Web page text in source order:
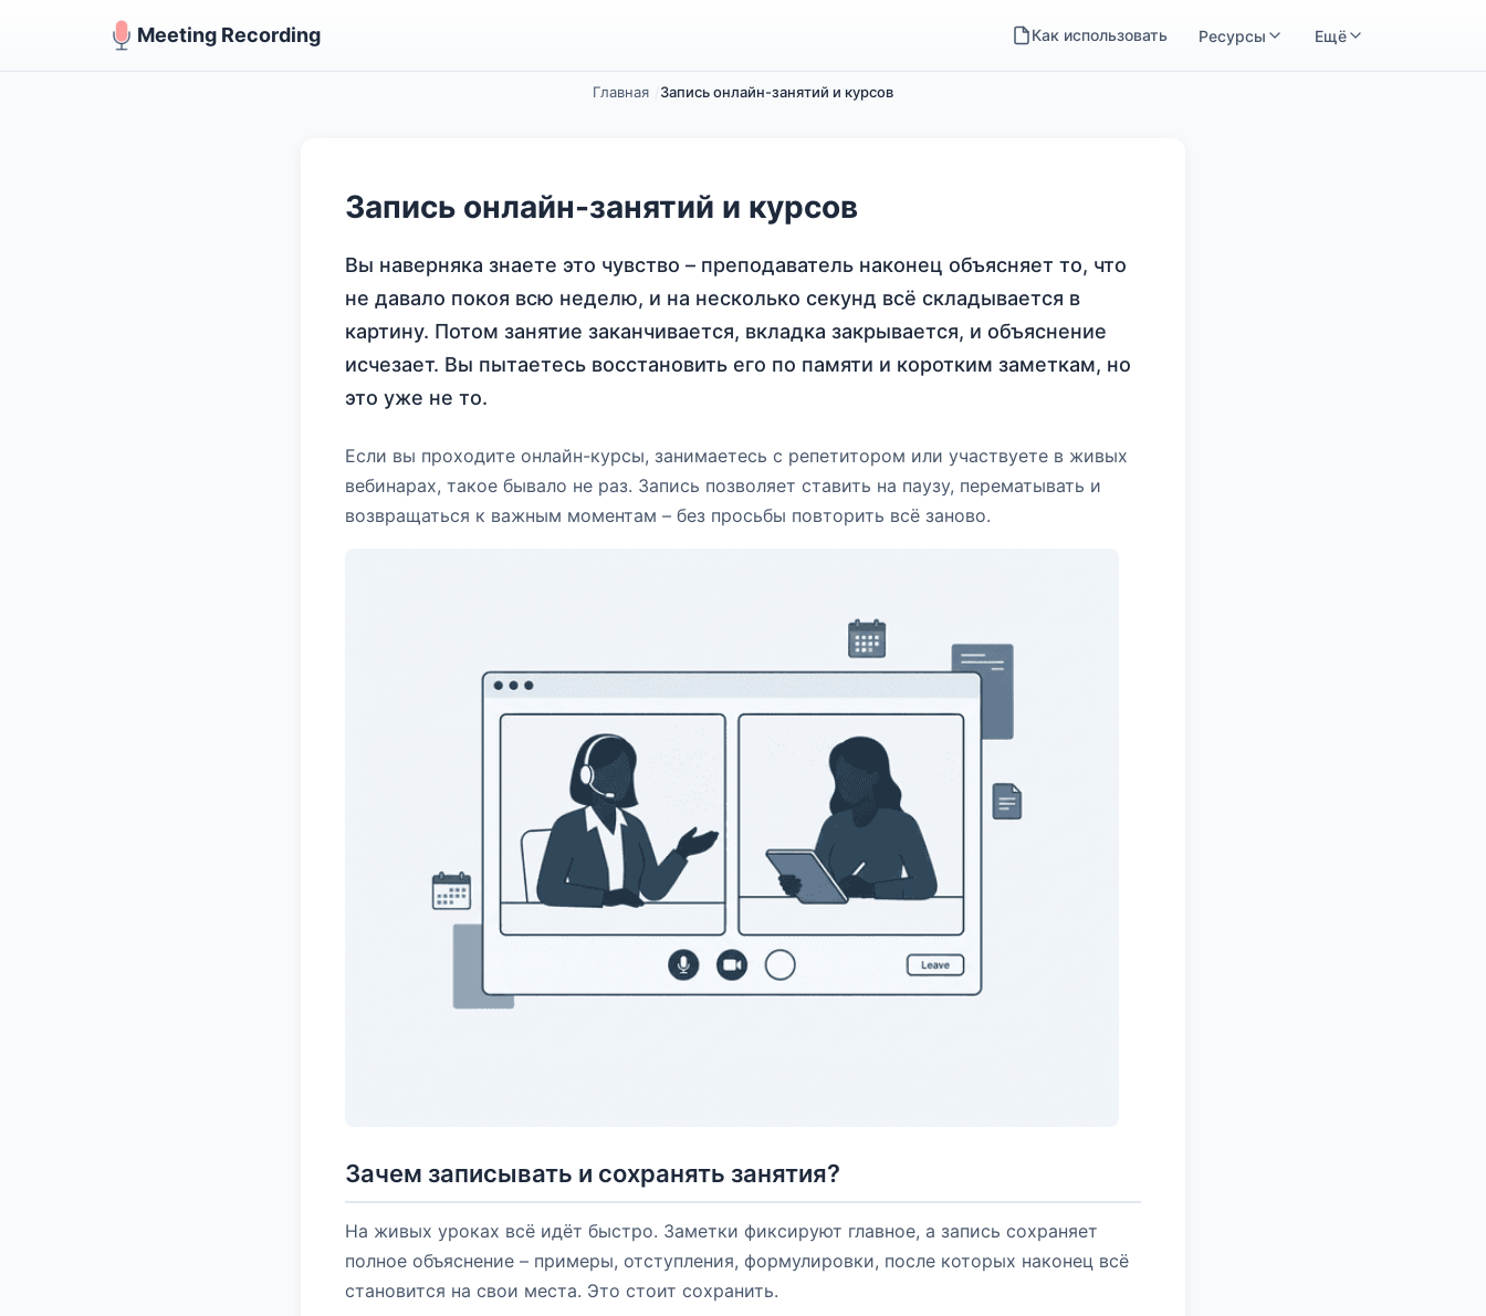
Meeting Recording Как использовать Ресурсы Ещё
Главная Запись онлайн-занятий и курсов
Запись онлайн-занятий и курсов
Вы наверняка знаете это чувство – преподаватель наконец объясняет то, что
не давало покоя всю неделю, и на несколько секунд всё складывается в
картину. Потом занятие заканчивается, вкладка закрывается, и объяснение
исчезает. Вы пытаетесь восстановить его по памяти и коротким заметкам, но
это уже не то.
Если вы проходите онлайн-курсы, занимаетесь с репетитором или участвуете в живых
вебинарах, такое бывало не раз. Запись позволяет ставить на паузу, перематывать и
возвращаться к важным моментам – без просьбы повторить всё заново.
Зачем записывать и сохранять занятия?
На живых уроках всё идёт быстро. Заметки фиксируют главное, а запись сохраняет
полное объяснение – примеры, отступления, формулировки, после которых наконец всё
становится на свои места. Это стоит сохранить.